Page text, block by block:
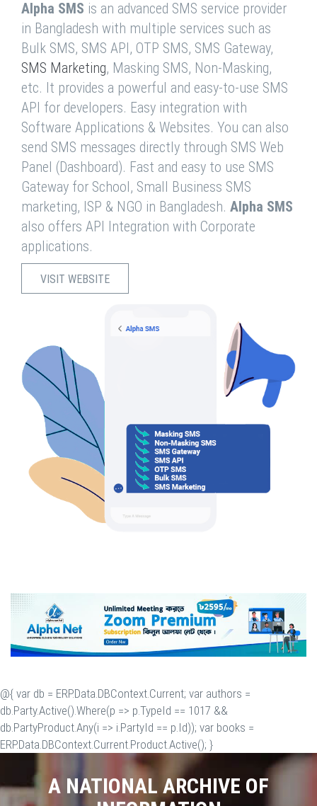
Alpha SMS is an advanced SMS service provider
in Bangladesh with multiple services such as
Bulk SMS, SMS API, OTP SMS, SMS Gateway,
SMS Marketing, Masking SMS, Non-Masking,
etc. It provides a powerful and easy-to-use SMS
API for developers. Easy integration with
Software Applications & Websites. You can also
send SMS messages directly through SMS Web
Panel (Dashboard). Fast and easy to use SMS
Gateway for School, Small Business SMS
marketing, ISP & NGO in Bangladesh. Alpha SMS
also offers API Integration with Corporate
applications.
VISIT WEBSITE
@{ var db = ERP.Data.DBContext.Current; var authors =
db.Party.Active().Where(p => p.TypeId == 1017 &&
db.PartyProduct.Any(i => i.PartyId == p.Id)); var books =
ERP.Data.DBContext.Current.Product.Active(); }
A NATIONAL ARCHIVE OF